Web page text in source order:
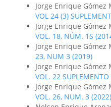
Jorge Enrique Gómez
VOL 24 (3)
Jorge Enrique Gómez
VOL. 18, NÚM. 1S
Jorge Enrique Gómez
23, NUM 3 (2019)
Jorge Enrique Gómez
VOL. 22
Jorge Enrique Gómez
VOL. 26, NUM. 3 (2022)